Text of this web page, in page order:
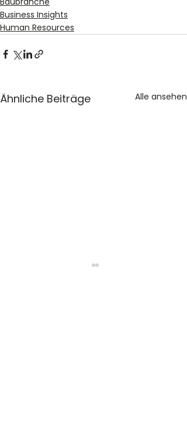
Business Insights
Human Resources
Ähnliche Beiträge Alle ansehen